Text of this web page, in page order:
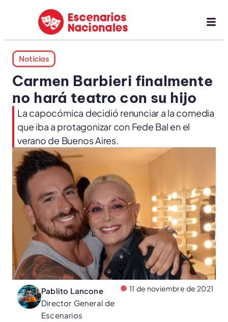
Noticias
Carmen Barbieri finalmente
no hará teatro con su hijo
La capocómica decidió renunciar a la comedia
que iba a protagonizar con Fede Bal en el
verano de Buenos Aires.
Pablito Lancone
Director General de
Escenarios
11 de noviembre de 2021